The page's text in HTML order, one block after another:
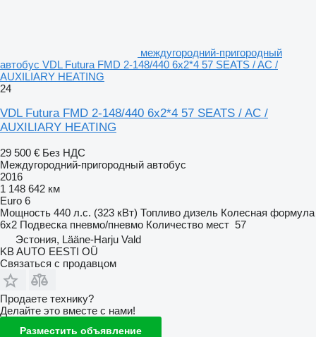
междугородний-пригородный
автобус VDL Futura FMD 2-148/440 6x2*4 57 SEATS / AC /
AUXILIARY HEATING
24
VDL Futura FMD 2-148/440 6x2*4 57 SEATS / AC /
AUXILIARY HEATING
29 500 € Без НДС
Междугородний-пригородный автобус
2016
1 148 642 км
Euro 6
Мощность 440 л.с. (323 кВт) Топливо дизель Колесная формула
6x2 Подвеска пневмо/пневмо Количество мест 57
Эстония, Lääne-Harju Vald
KB AUTO EESTI OÜ
Связаться с продавцом
Продаете технику?
Делайте это вместе с нами!
Разместить объявление